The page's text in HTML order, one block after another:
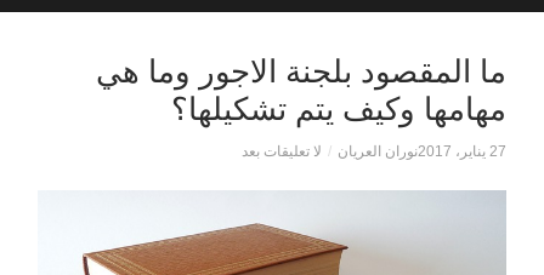
ما المقصود بلجنة الاجور وما هي
مهامها وكيف يتم تشكيلها؟
27 يناير، 2017 نوران العريان / لا تعليقات بعد